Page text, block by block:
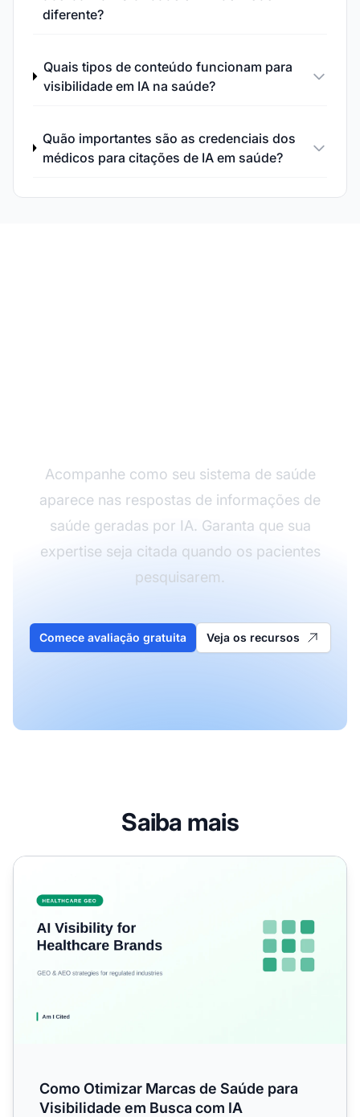
diferente?
Quais tipos de conteúdo funcionam para
visibilidade em IA na saúde?
Quão importantes são as credenciais dos
médicos para citações de IA em saúde?
Acompanhe como seu sistema de saúde
aparece nas respostas de informações de
saúde geradas por IA. Garanta que sua
expertise seja citada quando os pacientes
pesquisarem.
Comece avaliação gratuita Veja os recursos
Saiba mais
Como Otimizar Marcas de Saúde para Visibilidade em
Como Otimizar Marcas de Saúde para
Visibilidade em Busca com IA